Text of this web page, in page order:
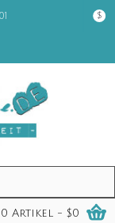
$
0 Artikel - $0